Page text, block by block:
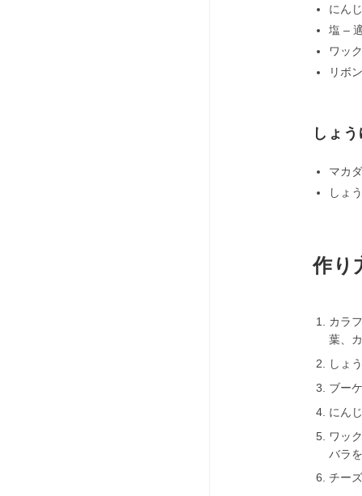
にん
塩 –
ワッ
リボ
しょ
マカ
しょ
作り
カラ
葉、
しょ
ブー
にん
ワッ
バラ
チー